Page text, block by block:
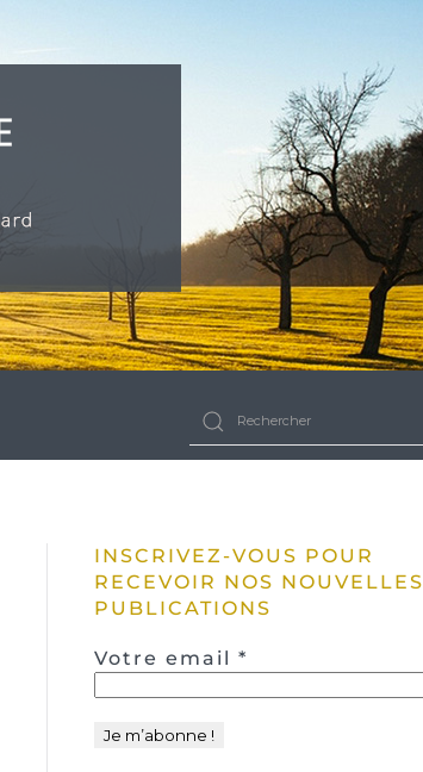
INSCRIVEZ-VOUS POUR
RECEVOIR NOS NOUVELLES
PUBLICATIONS
Votre email*